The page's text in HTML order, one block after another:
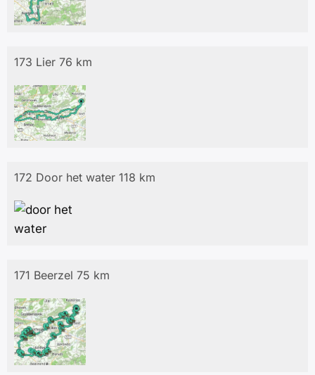
173 Lier 76 km
172 Door het water 118 km
171 Beerzel 75 km